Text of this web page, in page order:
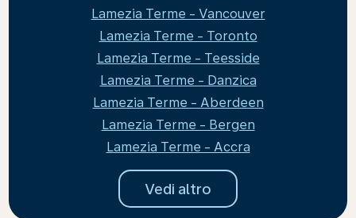
Lamezia Terme - Vancouver
Lamezia Terme - Toronto
Lamezia Terme - Teesside
Lamezia Terme - Danzica
Lamezia Terme - Aberdeen
Lamezia Terme - Bergen
Lamezia Terme - Accra
Vedi altro